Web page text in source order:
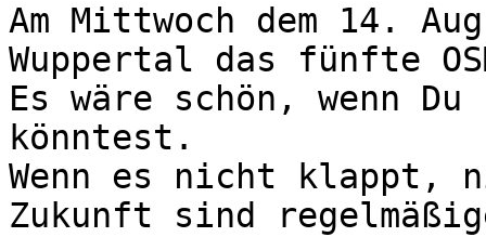
Am Mittwoch dem 14.
Wuppertal das fünfte
Es wäre schön, wenn
könntest.
Wenn es nicht klappt,
Zukunft sind